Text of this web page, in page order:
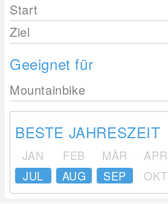
Start
Ziel
Geeignet für
Mountainbike
BESTE JAHRESZEIT
JAN FEB MÄR APR
JUL
AUG SEP OKT